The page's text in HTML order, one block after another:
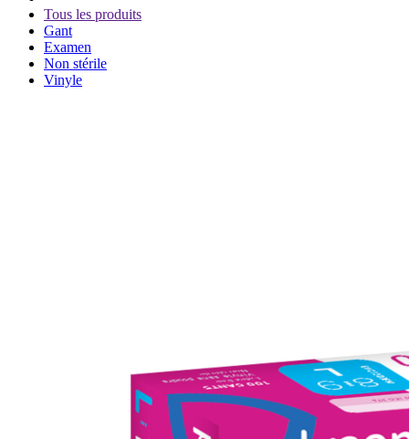
Tous les produits
Gant
Examen
Non stérile
Vinyle